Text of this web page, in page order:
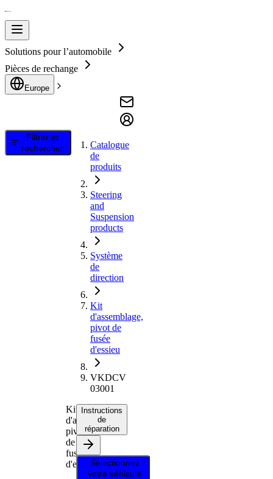
Solutions pour l’automobile
Pièces de rechange
Europe
Filtrer et
rechercher
Catalogue
de
produits
Steering
and
Suspension
products
Système
de
direction
Kit
d'assemblage,
pivot de
fusée
d'essieu
VKDCV
03001
Kit
d'assemblage,
pivot
de
fusée
d'essieu
Instructions
de
réparation
Sélectionnez
votre véhicule